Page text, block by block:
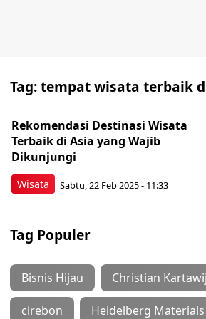
Tag:tempat wisata terbaik
Wisata
Rekomendasi Destinasi Wisata
Terbaik di Asia yang Wajib
Dikunjungi
Sabtu, 22 Feb 2025 - 11:33
Tag Populer
Bisnis Hijau Christian
cirebon Heidelberg Materials